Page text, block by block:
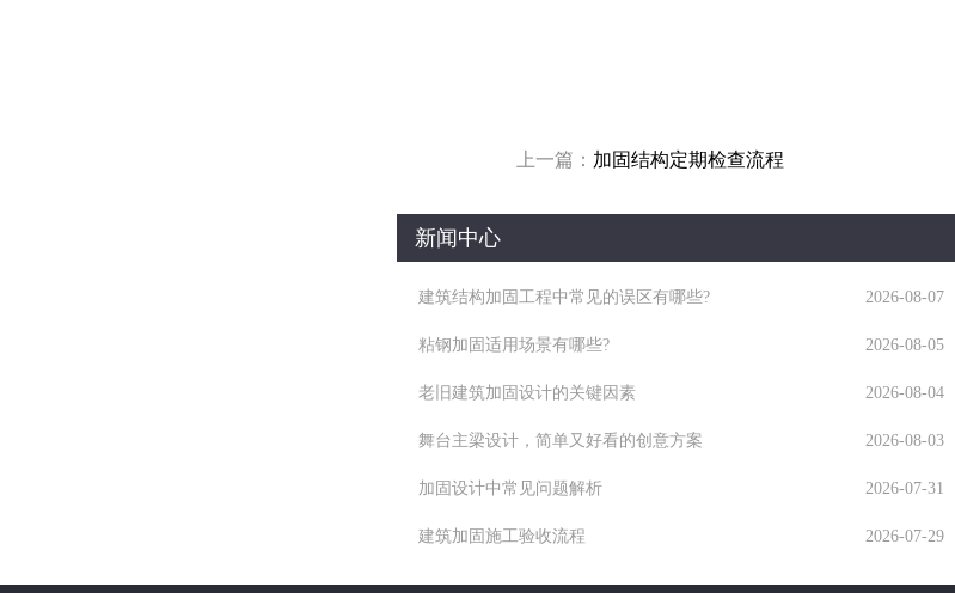
上一篇： 加固结构定期检查流程
新闻中心
2026-08-07
建筑结构加固工程中常见的误区有哪些?
2026-08-05
粘钢加固适用场景有哪些?
2026-08-04
老旧建筑加固设计的关键因素
2026-08-03
舞台主梁设计，简单又好看的创意方案
2026-07-31
加固设计中常见问题解析
2026-07-29
建筑加固施工验收流程